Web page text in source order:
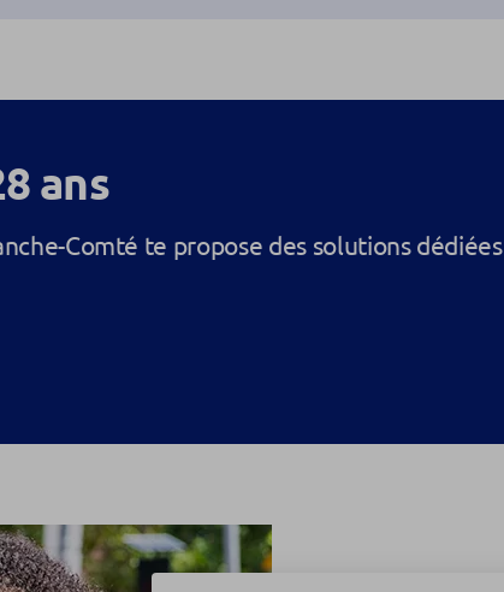
ans
Comté te propose des solutions dédiées